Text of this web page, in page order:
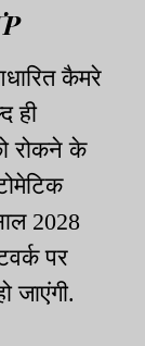
कैमरे
ही
रोकने के
2028
पर
जाएंगी.